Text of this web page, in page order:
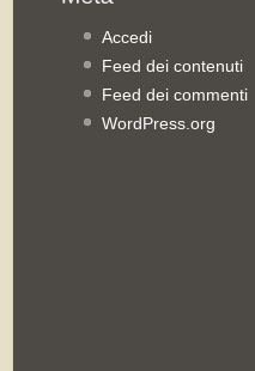
Accedi
Feed dei contenuti
Feed dei commenti
WordPress.org